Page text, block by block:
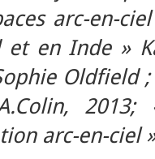
arc-en-
en Inde »
Oldfield
arc-en-ciel